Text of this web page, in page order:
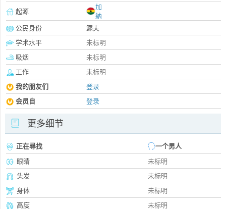
起源
加
納
公民身份
鳏夫
学术水平
未标明
吸烟
未标明
工作
未标明
我的朋友们
登录
会员自
登录
更多细节
正在尋找
一个男人
眼睛
未标明
头发
未标明
身体
未标明
高度
未标明